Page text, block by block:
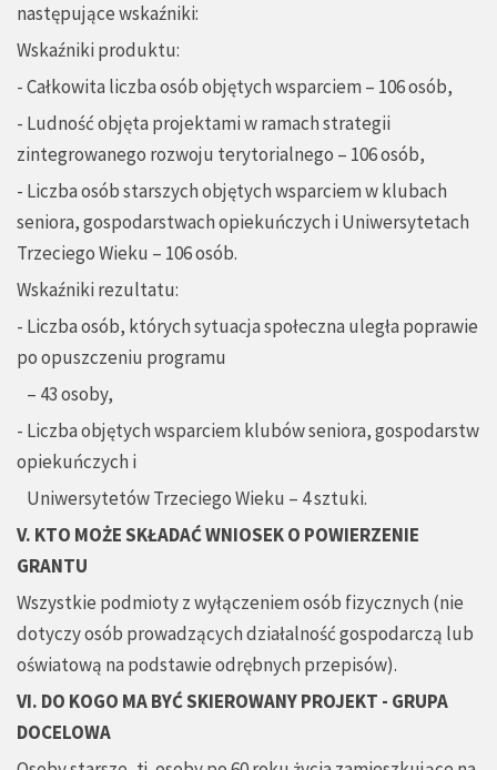
następujące wskaźniki:
Wskaźniki produktu:
- Całkowita liczba osób objętych wsparciem – 106 osób,
- Ludność objęta projektami w ramach strategii
zintegrowanego rozwoju terytorialnego – 106 osób,
- Liczba osób starszych objętych wsparciem w klubach
seniora, gospodarstwach opiekuńczych i Uniwersytetach
Trzeciego Wieku – 106 osób.
Wskaźniki rezultatu:
- Liczba osób, których sytuacja społeczna uległa poprawie
po opuszczeniu programu
– 43 osoby,
- Liczba objętych wsparciem klubów seniora, gospodarstw
opiekuńczych i
Uniwersytetów Trzeciego Wieku – 4 sztuki.
V. KTO MOŻE SKŁADAĆ WNIOSEK O POWIERZENIE
GRANTU
Wszystkie podmioty z wyłączeniem osób fizycznych (nie
dotyczy osób prowadzących działalność gospodarczą lub
oświatową na podstawie odrębnych przepisów).
VI. DO KOGO MA BYĆ SKIEROWANY PROJEKT - GRUPA
DOCELOWA